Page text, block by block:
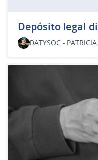
Depósito legal
DATYSOC -